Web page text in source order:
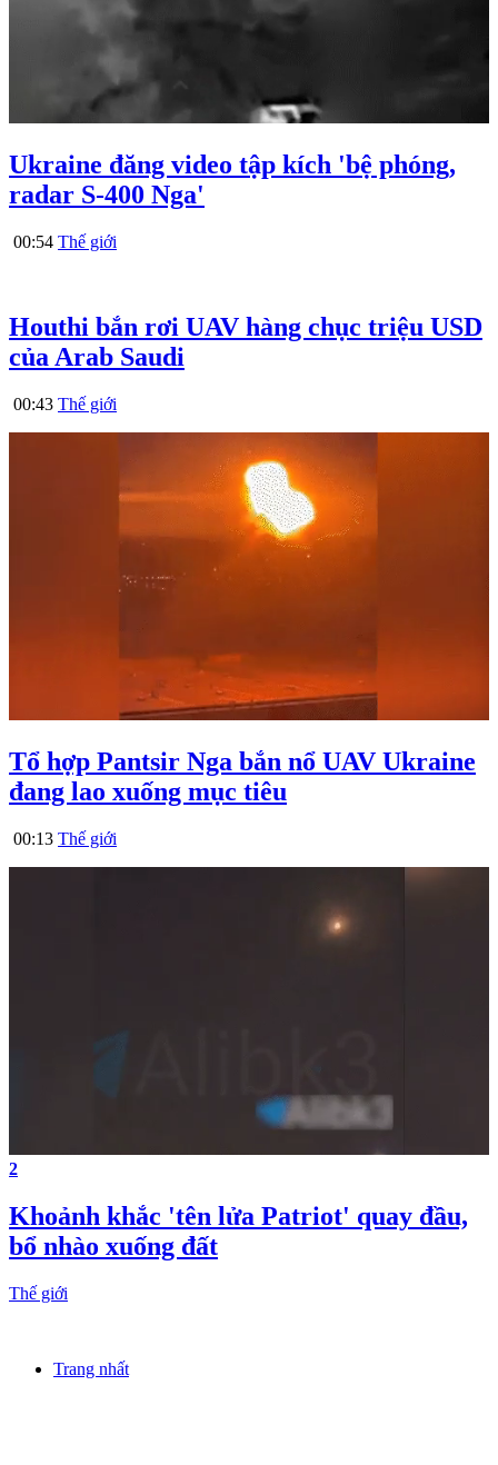
Ukraine đăng video tập kích 'bệ phóng,
radar S-400 Nga'
00:54 Thế giới
Houthi bắn rơi UAV hàng chục triệu USD
của Arab Saudi
00:43 Thế giới
Tổ hợp Pantsir Nga bắn nổ UAV Ukraine
đang lao xuống mục tiêu
00:13 Thế giới
2
Khoảnh khắc 'tên lửa Patriot' quay đầu,
bổ nhào xuống đất
Thế giới
Trang nhất